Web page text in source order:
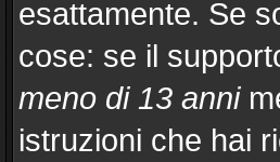
esattamente. Se
cose: se il
meno di 13 anni
istruzioni che hai